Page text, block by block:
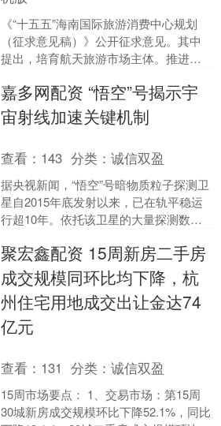
《“十五五”海南国际旅游消费中心规划
（征求意见稿）》公开征求意见。其中
提出，培育航天旅游市场主体。推进航
天旅游产品开发、运营、....
嘉多网配资 “悟空”号揭示宇
宙射线加速关键机制
查看： 143 分类：诚信双盈
据央视新闻，“悟空”号暗物质粒子探测卫
星自2015年底发射以来，已在轨平稳运
行超10年。依托该卫星的大量探测数
研团队近期取得新....
聚宏鑫配资 15周新房二手房
成交规模同环比均下降，杭
州住宅用地成交出让金达74
亿元
查看： 131 分类：诚信双盈
15周市场要点： 1、交易市场：第15周
30城新房成交规模环比下降52.1%，同比